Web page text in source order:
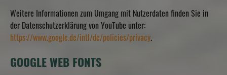
Weitere Informationen zum Umgang mit Nutzerdaten finden Sie in
der Datenschutzerklärung von YouTube unter:
https://www.google.de/intl/de/policies/privacy.
GOOGLE WEB FONTS